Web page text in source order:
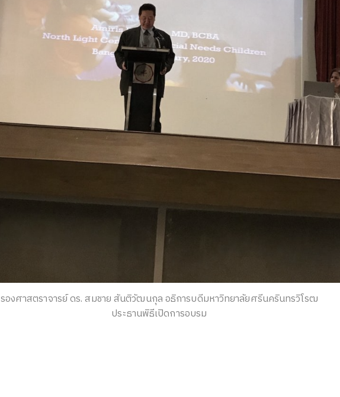
รองศาสตราจารย์ ดร. สมชาย สันติวัฒนกุล อธิการบดีมหาวิทยาลัยศรีนครินทรวิโรฒ
ประธานพิธีเปิดการอบรม